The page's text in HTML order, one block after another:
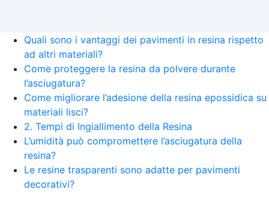
Quali sono i vantaggi dei pavimenti in resina rispetto
ad altri materiali?
Come proteggere la resina da polvere durante
l’asciugatura?
Come migliorare l’adesione della resina epossidica su
materiali lisci?
2. Tempi di Ingiallimento della Resina
L’umidità può compromettere l’asciugatura della
resina?
Le resine trasparenti sono adatte per pavimenti
decorativi?